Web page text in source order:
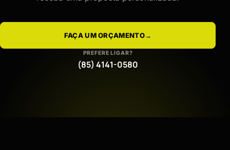
FAÇA UM ORÇAMENTO→
PREFERE LIGAR?
(85) 4141-0580